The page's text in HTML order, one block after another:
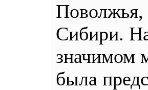
Поволжья,
Сибири.
значимом
была